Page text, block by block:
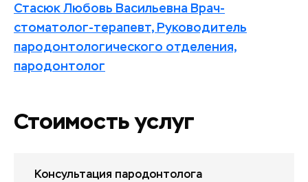
Стасюк Любовь Васильевна Врач-
стоматолог-терапевт, Руководитель
пародонтологического отделения,
пародонтолог
Стоимость услуг
Консультация пародонтолога